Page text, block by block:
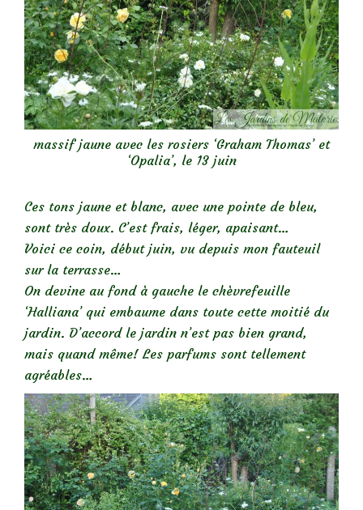
massif jaune avec les rosiers ‘Graham Thomas’ et
‘Opalia’, le 13 juin
Ces tons jaune et blanc, avec une pointe de bleu,
sont très doux. C’est frais, léger, apaisant…
Voici ce coin, début juin, vu depuis mon fauteuil
sur la terrasse…
On devine au fond à gauche le chèvrefeuille
‘Halliana’ qui embaume dans toute cette moitié du
jardin. D’accord le jardin n’est pas bien grand,
mais quand même! Les parfums sont tellement
agréables…